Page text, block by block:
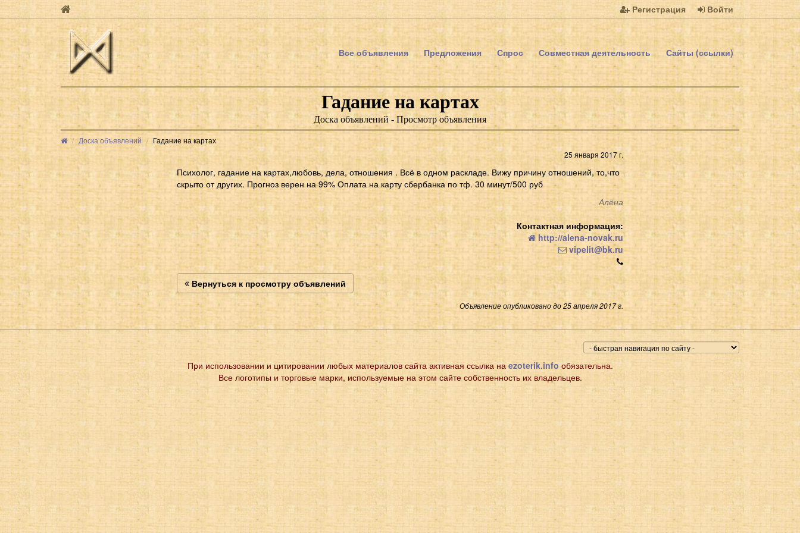
Регистрация Войти
Все объявления Предложения Спрос Совместная деятельность Сайты (ссылки)
Гадание на картах
Доска объявлений - Просмотр объявления
Доска объявлений
Гадание на картах
25 января 2017 г.
Психолог, гадание на картах,любовь, дела, отношения . Всё в одном раскладе. Вижу причину отношений, то,что
скрыто от других. Прогноз верен на 99% Оплата на карту сбербанка по тф. 30 минут/500 руб
Алёна
Контактная информация:
http://alena-novak.ru
vipelit@bk.ru
Вернуться к просмотру объявлений
Объявление опубликовано до 25 апреля 2017 г.
При использовании и цитировании любых материалов сайта активная ссылка на ezoterik.infoобязательна.
Все логотипы и торговые марки, используемые на этом сайте собственность их владельцев.